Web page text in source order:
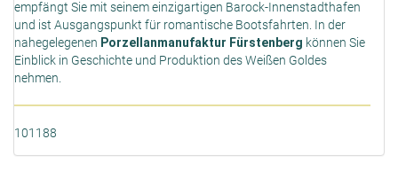
empfängt Sie mit seinem einzigartigen Barock-Innenstadthafen
und ist Ausgangspunkt für romantische Bootsfahrten. In der
nahegelegenen Porzellanmanufaktur Fürstenberg können Sie
Einblick in Geschichte und Produktion des Weißen Goldes
nehmen.
101188